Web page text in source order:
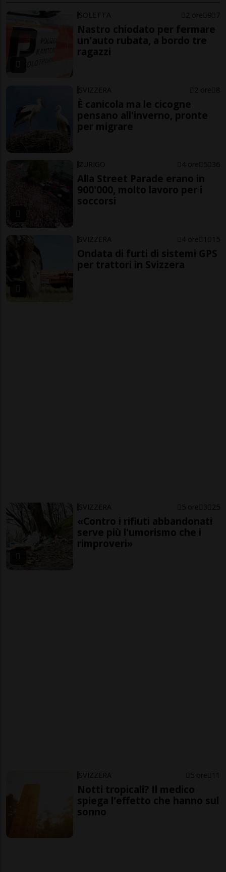
SOLETTA 2 ore 9 7
Nastro chiodato per fermare
un'auto rubata, a bordo tre
ragazzi
SVIZZERA 2 ore 8
È canicola ma le cicogne
pensano all'inverno, pronte
per migrare
ZURIGO 4 ore 5 36
Alla Street Parade erano in
900'000, molto lavoro per i
soccorsi
SVIZZERA 4 ore 1 15
Ondata di furti di sistemi GPS
per trattori in Svizzera
SVIZZERA 5 ore 3 25
«Contro i rifiuti abbandonati
serve più l'umorismo che i
rimproveri»
SVIZZERA 5 ore 11
Notti tropicali? Il medico
spiega l'effetto che hanno sul
sonno